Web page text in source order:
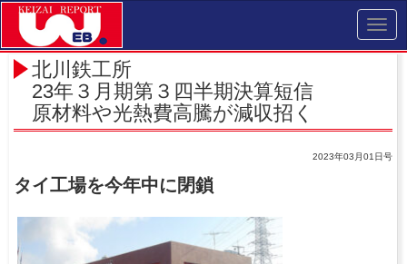
北川鉄工所
23年３月期第３四半期決算短信
原材料や光熱費高騰が減収招く
2023年03月01日号
タイ工場を今年中に閉鎖